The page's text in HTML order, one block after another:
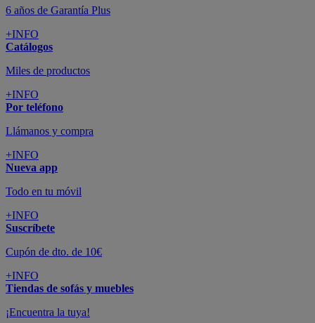
6 años de Garantía Plus
+INFO
Catálogos
Miles de productos
+INFO
Por teléfono
Llámanos y compra
+INFO
Nueva app
Todo en tu móvil
+INFO
Suscríbete
Cupón de dto. de 10€
+INFO
Tiendas de sofás y muebles
¡Encuentra la tuya!